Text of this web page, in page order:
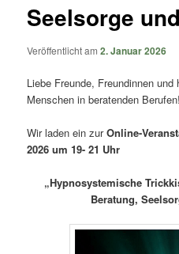
Seelsorge
Veröffentlicht am2. Januar 2026
Liebe Freunde, Freundinnen
Menschen in beratenden Berufen!
Wir laden ein zurOnline-
2026 um 19- 21 Uhr
„Hypnosystemische
Beratung,